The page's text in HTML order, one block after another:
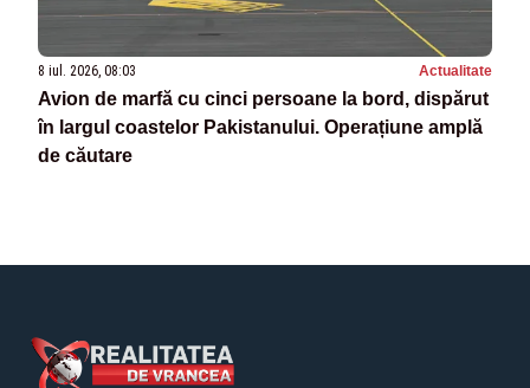
8 iul. 2026, 08:03 Actualitate
Avion de marfă cu cinci persoane la bord, dispărut
în largul coastelor Pakistanului. Operațiune amplă
de căutare